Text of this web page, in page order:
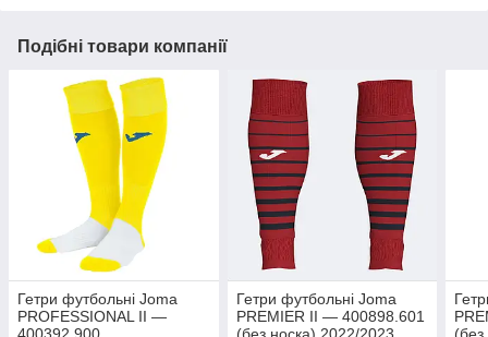
Подібні товари компанії
Гетри футбольні Joma
PROFESSIONAL II —
Гетри футбольні Joma
PREMIER II — 400898.601